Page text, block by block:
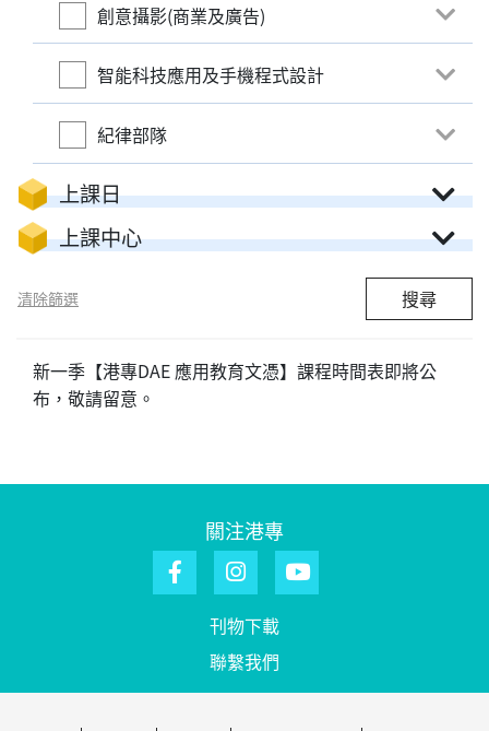
創意攝影(商業及廣告)
智能科技應用及手機程式設計
紀律部隊
上課日
上課中心
清除篩選 搜尋
新一季【港專DAE 應用教育文憑】課程時間表即將公
布，敬請留意。
關注港專
刊物下載
聯繫我們